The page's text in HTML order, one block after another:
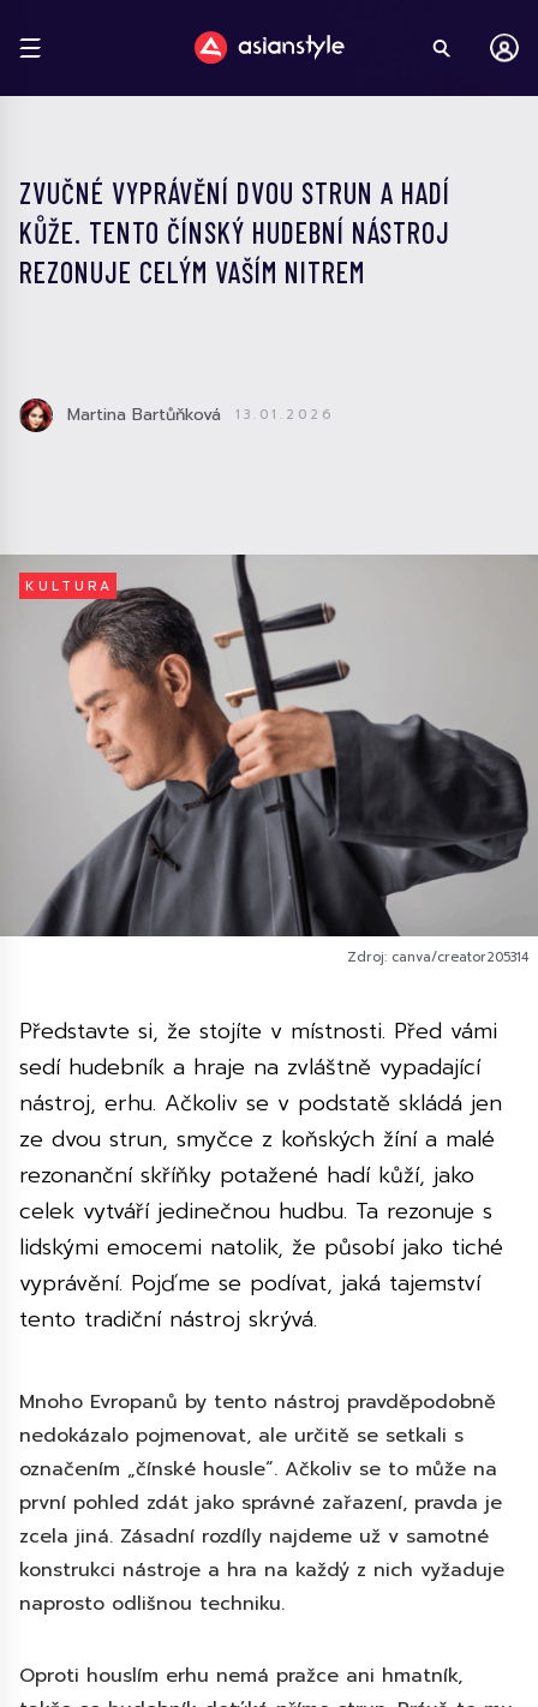
ZVUČNÉ VYPRÁVĚNÍ DVOU STRUN A HADÍ
KŮŽE. TENTO ČÍNSKÝ HUDEBNÍ NÁSTROJ
REZONUJE CELÝM VAŠÍM NITREM
Martina Bartůňková 13.01.2026
KULTURA
Zdroj: canva/creator205314
Představte si, že stojíte v místnosti. Před vámi
sedí hudebník a hraje na zvláštně vypadající
nástroj, erhu. Ačkoliv se v podstatě skládá jen
ze dvou strun, smyčce z koňských žíní a malé
rezonanční skříňky potažené hadí kůží, jako
celek vytváří jedinečnou hudbu. Ta rezonuje s
lidskými emocemi natolik, že působí jako tiché
vyprávění. Pojďme se podívat, jaká tajemství
tento tradiční nástroj skrývá.
Mnoho Evropanů by tento nástroj pravděpodobně
nedokázalo pojmenovat, ale určitě se setkali s
označením „čínské housle“. Ačkoliv se to může na
první pohled zdát jako správné zařazení, pravda je
zcela jiná. Zásadní rozdíly najdeme už v samotné
konstrukci nástroje a hra na každý z nich vyžaduje
naprosto odlišnou techniku.
Oproti houslím erhu nemá pražce ani hmatník,